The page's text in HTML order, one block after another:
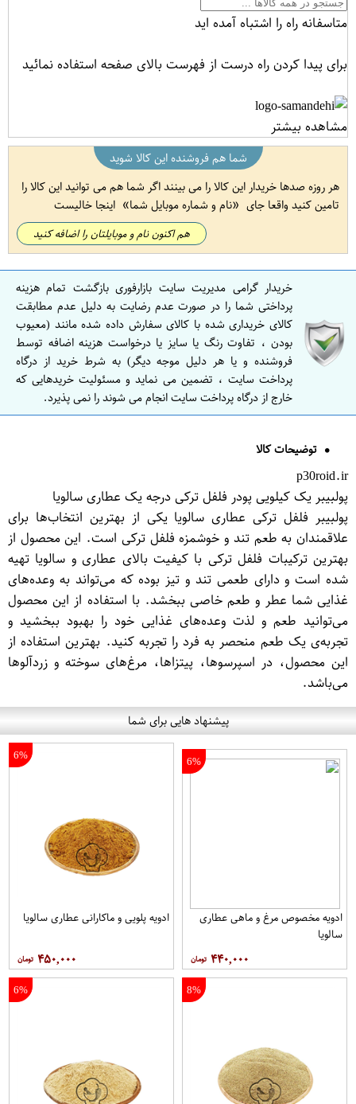
متاسفانه راه را اشتباه آمده اید
برای پیدا کردن راه درست از فهرست بالای صفحه استفاده نمائید
مشاهده بیشتر
شما هم فروشنده این کالا شوید
هر روزه صدها خریدار این کالا را می بینند اگر شما هم می توانید این کالا را
تامین کنید واقعا جای
نام و شماره موبایل شما اینجا خالیست
هم اکنون نام و موبایلتان را اضافه کنید
خریدار گرامی مدیریت سایت بازارفوری بازگشت تمام هزینه
پرداختی شما را در صورت عدم رضایت به دلیل عدم مطابقت
کالای خریداری شده با کالای سفارش داده شده مانند (معیوب
بودن ، تفاوت رنگ یا سایز یا درخواست هزینه اضافه توسط
فروشنده و یا هر دلیل موجه دیگر) به شرط خرید از درگاه
پرداخت سایت ، تضمین می نماید و مسئولیت خریدهایی که
خارج از درگاه پرداخت سایت انجام می شوند را نمی پذیرد.
توضیحات کالا
p30roid.ir
پولبیبر یک کیلویی پودر فلفل ترکی درجه یک عطاری سالویا
پولبیبر فلفل ترکی عطاری سالویا یکی از بهترین انتخاب‌ها برای
علاقمندان به طعم تند و خوشمزه فلفل ترکی است. این محصول از
بهترین ترکیبات فلفل ترکی با کیفیت بالای عطاری و سالویا تهیه
شده است و دارای طعمی تند و تیز بوده که می‌تواند به وعده‌های
غذایی شما عطر و طعم خاصی ببخشد. با استفاده از این محصول
می‌توانید طعم و لذت وعده‌های غذایی خود را بهبود ببخشید و
تجربه‌ی یک طعم منحصر به فرد را تجربه کنید. بهترین استفاده از
این محصول، در اسپرسوها، پیتزاها، مرغ‌های سوخته و زردآلوها
می‌باشد.
پیشنهاد هایی برای شما
6%
ادویه مخصوص مرغ و ماهی عطاری
سالویا
۴۴۰,۰۰۰
6%
ادویه پلویی و ماکارانی عطاری سالویا
۴۵۰,۰۰۰
8%
6%